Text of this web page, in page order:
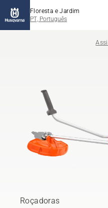
Floresta e Jardim
PT, Português
Roçadoras